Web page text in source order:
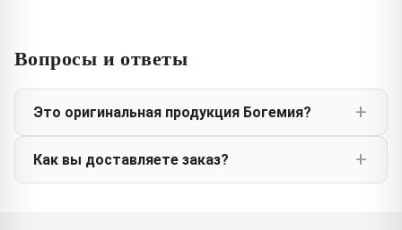
Вопросы и ответы
Это оригинальная продукция Богемия?
Как вы доставляете заказ?